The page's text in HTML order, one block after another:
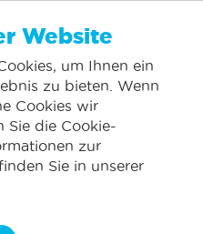
Lokaler Service
Ferienunterkünften
hinzufügen, indem Sie auf die
KÜSTE?
Website
um Ihnen ein
zu bieten. Wenn
Cookies wir
Sie die Cookie-
zur
Sie in unserer